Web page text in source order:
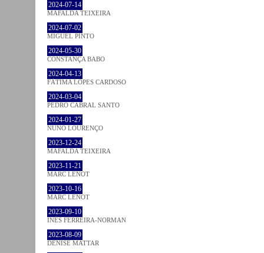
2024-07-14
MAFALDA TEIXEIRA
2024-07-02
MIGUEL PINTO
2024-05-30
CONSTANÇA BABO
2024-04-13
FÁTIMA LOPES CARDOSO
2024-03-04
PEDRO CABRAL SANTO
2024-01-27
NUNO LOURENÇO
2023-12-24
MAFALDA TEIXEIRA
2023-11-21
MARC LENOT
2023-10-16
MARC LENOT
2023-09-10
INÊS FERREIRA-NORMAN
2023-08-09
DENISE MATTAR